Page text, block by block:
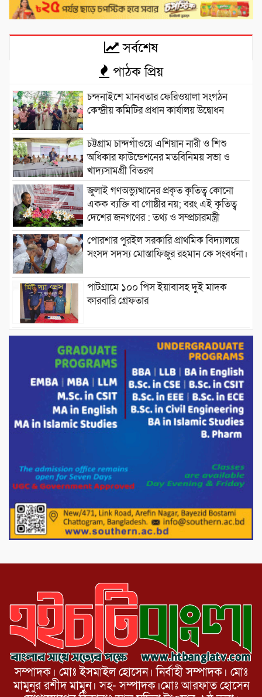
সর্বশেষ
পাঠক প্রিয়
চন্দনাইশে মানবতার ফেরিওয়ালা সংগঠন
কেন্দ্রীয় কমিটির প্রধান কার্যালয় উদ্বোধন
চট্টগ্রাম চান্দগাঁওয়ে এশিয়ান নারী ও শিশু
অধিকার ফাউন্ডেশনের মতবিনিময় সভা ও
খাদ্যসামগ্রী বিতরণ
জুলাই গণঅভ্যুত্থানের প্রকৃত কৃতিত্ব কোনো
একক ব্যক্তি বা গোষ্ঠীর নয়; বরং এই কৃতিত্ব
দেশের জনগণের : তথ্য ও সম্প্রচারমন্ত্রী
পোরশার পুরইল সরকারি প্রাথমিক বিদ্যালয়ে
সংসদ সদস্য মোস্তাফিজুর রহমান কে সংবর্ধনা।
পাটগ্রামে ১০০ পিস ইয়াবাসহ দুই মাদক
কারবারি গ্রেফতার
ড্যাবের ৩৭তম প্রতিষ্ঠাবার্ষিকীতে প্রধানমন্ত্রী
তারেক রহমান।
চন্দনাইশের হাশিমপুর ৪ নং ওয়ার্ডে ৫’শতাধিক
হতদরিদ্র পরিবারের মাঝে খাদ্যসামগ্রী বিতরণ
করেন মনজুর মোরশেদ
পরিবেশ রক্ষায় পাটগ্রামে ইহসান ইয়ুথ
মিরপুর-১১ নম্বরে দুর্বৃত্তদের গুলিতে বিএনপি
নেতা গুরুতর আহত
পাটগ্রামে চিকিৎসা সেবায় বীর মুক্তিযোদ্ধা দবির
উদ্দিন ফাউন্ডেশন
সম্পাদক। মোঃ ইসমাইল হোসেন। নির্বাহী সম্পাদক। মোঃ
মামুনুর রশীদ মামুন। সহ- সম্পাদক।মোঃ আরফাত হোসেন